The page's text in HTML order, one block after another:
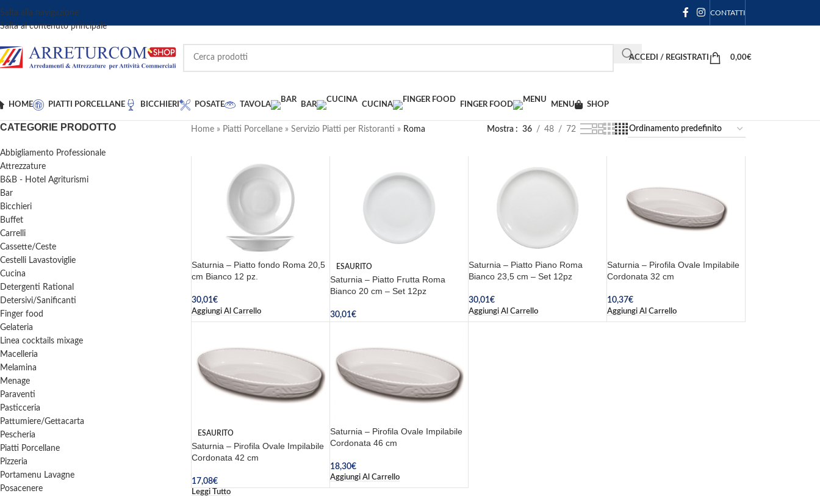
Salta alla navigazione
Salta al contenuto principale
CONTATTI
ACCEDI / REGISTRATI 0,00€
HOME PIATTI PORCELLANE BICCHIERI POSATE TAVOLA BAR CUCINA FINGER FOOD MENU SHOP
CATEGORIE PRODOTTO
Abbigliamento Professionale
Attrezzature
B&B - Hotel Agriturismi
Bar
Bicchieri
Buffet
Carrelli
Cassette/Ceste
Cestelli Lavastoviglie
Cucina
Detergenti Rational
Detersivi/Sanificanti
Finger food
Gelateria
Linea cocktails mixage
Macelleria
Melamina
Menage
Paraventi
Pasticceria
Pattumiere/Gettacarta
Pescheria
Piatti Porcellane
Pizzeria
Portamenu Lavagne
Posacenere
Home» Piatti Porcellane» Servizio Piatti per Ristoranti » Roma Mostra 36 48 72
Saturnia – Piatto fondo Roma 20,5
cm Bianco 12 pz.
30,01€
Aggiungi Al Carrello
ESAURITO
Saturnia – Piatto Frutta Roma
Bianco 20 cm – Set 12pz
30,01€
Saturnia – Piatto Piano Roma
Bianco 23,5 cm – Set 12pz
30,01€
Aggiungi Al Carrello
Saturnia – Pirofila Ovale Impilabile
Cordonata 32 cm
10,37€
Aggiungi Al Carrello
ESAURITO
Saturnia – Pirofila Ovale Impilabile
Cordonata 42 cm
17,08€
Leggi Tutto
Saturnia – Pirofila Ovale Impilabile
Cordonata 46 cm
18,30€
Aggiungi Al Carrello